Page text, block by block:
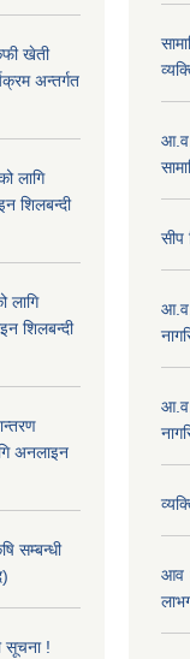
खेती
अन्तर्गत
लागि
शिलबन्दी
लागि
शिलबन्दी
अनलाइन
सम्बन्धी
सूचना !
आ.व.
सीप
आ.व.
आ.व.
आव